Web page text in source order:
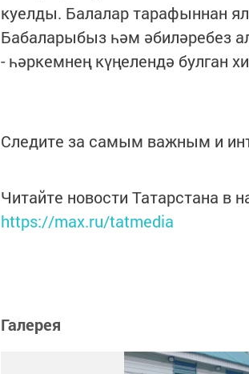
куелды. Балалар тарафыннан
Бабаларыбыз һәм әбиләребез
- һәркемнең күңелендә булган
Следите за самым важным и
Читайте новости Татарстана в
https://max.ru/tatmedia
Галерея